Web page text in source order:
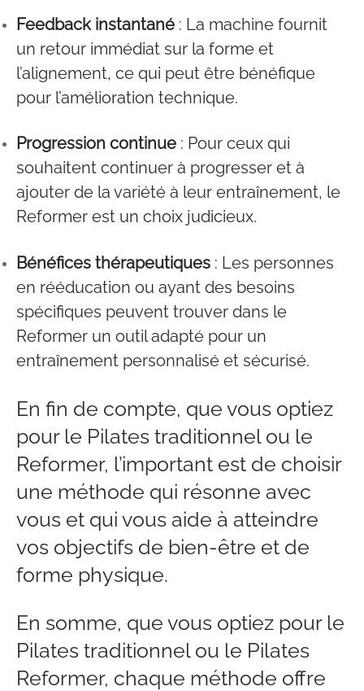
Feedback instantané : La machine fournit
un retour immédiat sur la forme et
l’alignement, ce qui peut être bénéfique
pour l’amélioration technique.
Progression continue : Pour ceux qui
souhaitent continuer à progresser et à
ajouter de la variété à leur entraînement, le
Reformer est un choix judicieux.
Bénéfices thérapeutiques : Les personnes
en rééducation ou ayant des besoins
spécifiques peuvent trouver dans le
Reformer un outil adapté pour un
entraînement personnalisé et sécurisé.
En fin de compte, que vous optiez
pour le Pilates traditionnel ou le
Reformer, l’important est de choisir
une méthode qui résonne avec
vous et qui vous aide à atteindre
vos objectifs de bien-être et de
forme physique.
En somme, que vous optiez pour le
Pilates traditionnel ou le Pilates
Reformer, chaque méthode offre